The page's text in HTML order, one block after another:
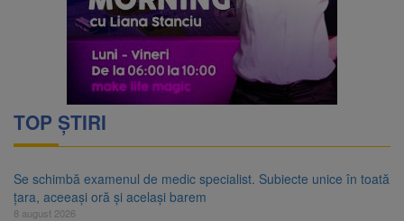
TOP ȘTIRI
Se schimbă examenul de medic specialist. Subiecte unice în toată
țara, aceeași oră și același barem
8 august 2026